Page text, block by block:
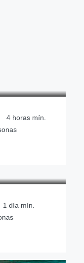
4 horas mín.
1 día mín.